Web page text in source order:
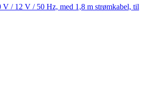
V / 12 V / 50 Hz, med 1,8 m strømkabel, til